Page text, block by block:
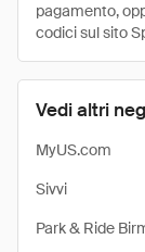
Vedi altri
MyUS.com
Sivvi
Park & Ride
pagamento,
codici sul sito